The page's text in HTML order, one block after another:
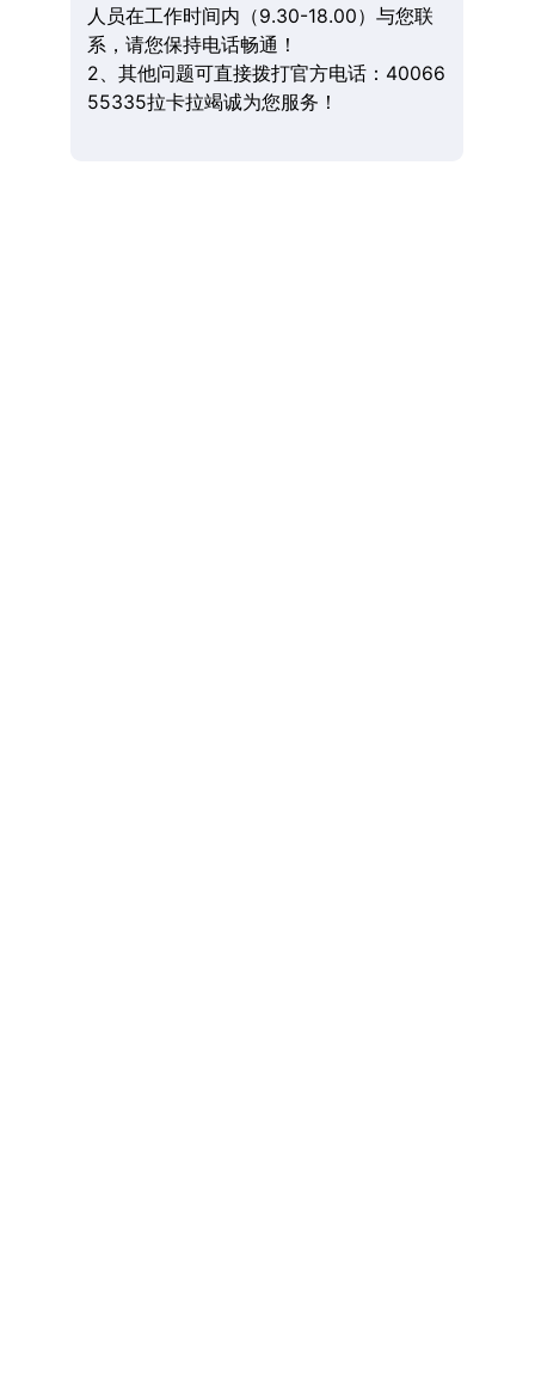
人员在工作时间内（9.30-18.00）与您联
系，请您保持电话畅通！
2、其他问题可直接拨打官方电话：40066
55335拉卡拉竭诚为您服务！